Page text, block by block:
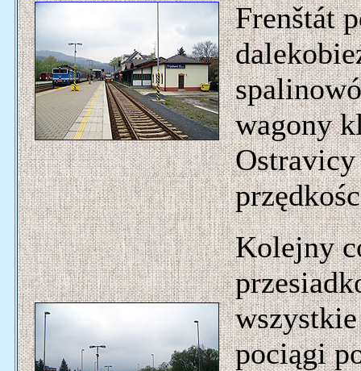
Frenštát
wagony
Kolejny
pociągi